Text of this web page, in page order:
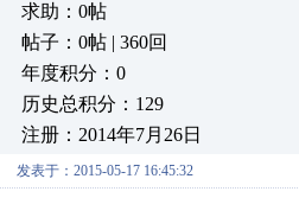
求助：0帖
帖子：0帖 | 360回
年度积分：0
历史总积分：129
注册：2014年7月26日
发表于：2015-05-17 16:45:32